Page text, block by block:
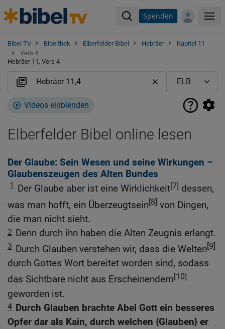
Spenden
Bibel TV Bibelthek Elberfelder Bibel Hebräer
Kapitel 11
Vers 4
Hebräer 11, Vers 4
Videos einblenden
Elberfelder Bibel online lesen
Der Glaube: Sein Wesen und seine Wirkungen –
Glaubenszeugen des Alten Bundes
1 Der Glaube aber ist eine Wirklichkeit[7] dessen,
was man hofft, ein Überzeugtsein[8] von Dingen,
die man nicht sieht.
2 Denn durch ihn haben die Alten Zeugnis erlangt.
3 Durch Glauben verstehen wir, dass die Welten[9]
durch Gottes Wort bereitet worden sind, sodass
das Sichtbare nicht aus Erscheinendem[10]
geworden ist.
4 Durch Glauben brachte Abel Gott ein besseres
Opfer dar als Kain, durch welchen {Glauben} er